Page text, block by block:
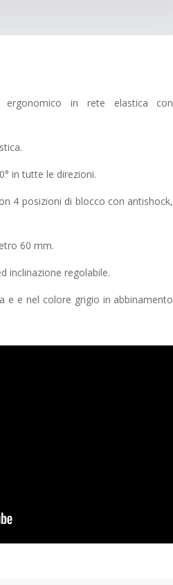
ergonomico in rete elastica con
in tutte le direzioni.
4 posizioni di blocco con antishock,
60 mm.
inclinazione regolabile.
e e nel colore grigio in abbinamento